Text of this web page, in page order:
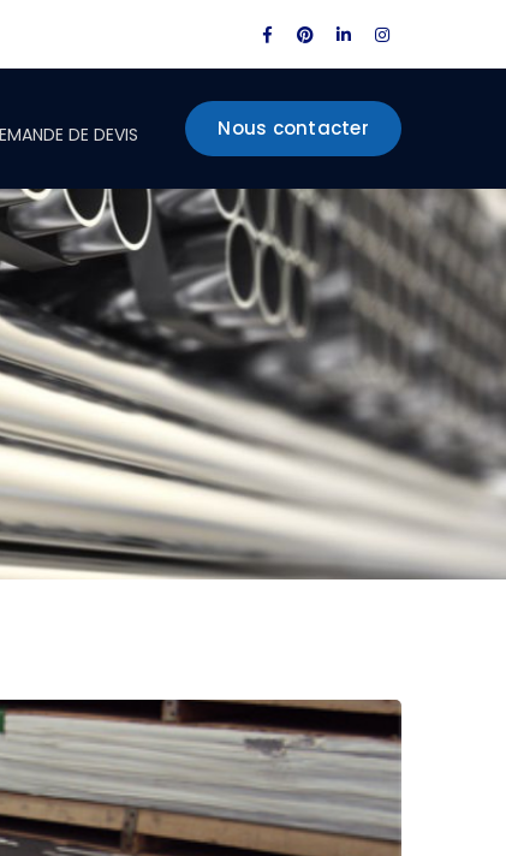
Facebook
Profile
Pinterest
Profile
LinkedIn
Profile
Instagram
Profile
Nous contacter
DE DEVIS